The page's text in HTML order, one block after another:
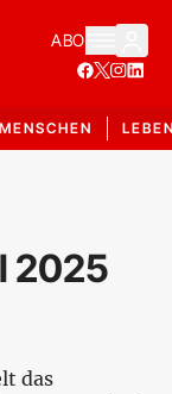
ABO
MENSCHEN
2025
das